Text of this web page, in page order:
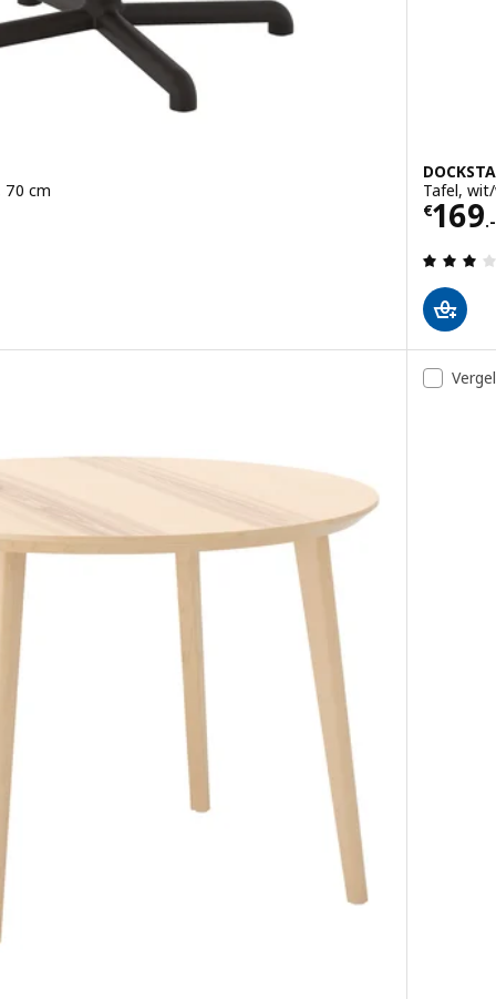
70 cm
5 van 5 sterren. Totaal beoordelingen:
DOCKSTA
Tafel,
€169.-
Prijs